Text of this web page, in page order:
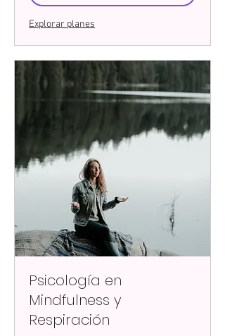
Explorar planes
Psicología en
Mindfulness y
Respiración